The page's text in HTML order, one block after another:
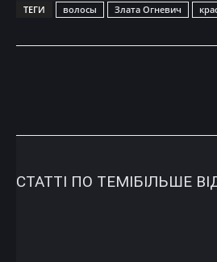
ТЕГИ волосы Злата Огневич
СТАТТІ ПО ТЕМІБІЛЬШЕ